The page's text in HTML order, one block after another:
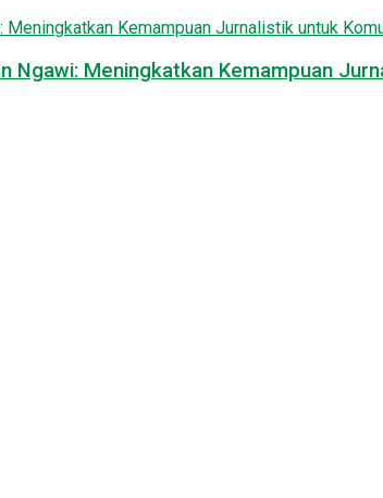
Ngawi: Meningkatkan Kemampuan